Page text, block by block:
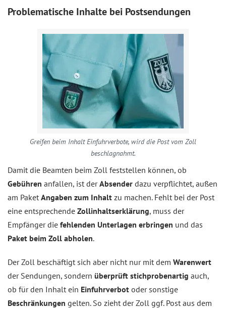
Problematische Inhalte bei Postsendungen
Greifen beim Inhalt Einfuhrverbote, wird die Post vom Zoll
beschlagnahmt.
Damit die Beamten beim Zoll feststellen können, ob
Gebühren anfallen, ist derAbsender dazu verpflichtet, außen
am Paket Angaben zum Inhalt zu machen. Fehlt bei der Post
eine entsprechende Zollinhaltserklärung, muss der
Empfänger die fehlenden Unterlagen erbringen und das
Paket beim Zoll abholen.
Der Zoll beschäftigt sich aber nicht nur mit dem Warenwert
der Sendungen, sondern überprüft stichprobenartig auch,
ob für den Inhalt ein Einfuhrverbot oder sonstige
Beschränkungen gelten. So zieht der Zoll ggf. Post aus dem